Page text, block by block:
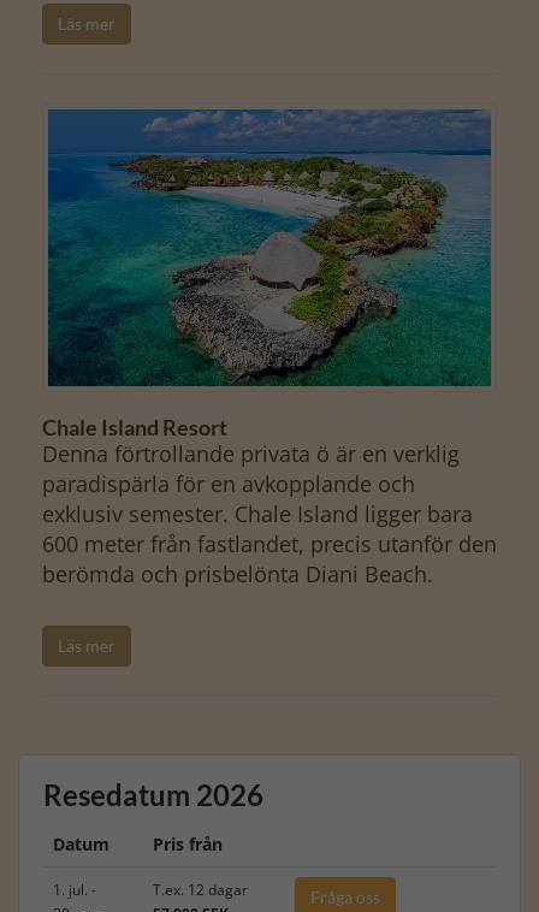
Läs mer
Chale Island Resort
Denna förtrollande privata ö är en verklig
paradis­pärla för en avkopplande och
exklusiv semester. Chale Island ligger bara
600 meter från fastlandet, precis utanför den
berömda och prisbelönta Diani Beach.
Läs mer
Resedatum 2026
Datum Pris från
1. jul. -
T.ex. 12 dagar
Fråga oss